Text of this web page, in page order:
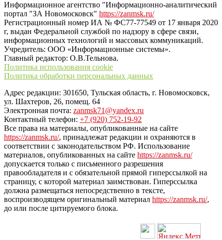
Информационное агентство "Информационно-аналитический
портал "ЗА Новомосковск" https://zanmsk.ru/
Регистрационный номер ИА № ФС77-77549 от 17 января 2020
г, выдан Федеральной службой по надзору в сфере связи,
информационных технологий и массовых коммуникаций.
Учредитель: ООО «Информационные системы».
Главный редактор: О.В.Тельнова.
Политика использования cookie
Политика обработки персональных данных
Адрес редакции: 301650, Тульская область, г. Новомосковск,
ул. Шахтеров, 26, помещ. 64
Электронная почта: zanmsk71@yandex.ru
Контактный телефон: +7 (920) 752-19-92
Все права на материалы, опубликованные на сайте
https://zanmsk.ru/, принадлежат редакции и охраняются в
соответствии с законодательством РФ. Использование
материалов, опубликованных на сайте https://zanmsk.ru/
допускается только с письменного разрешения
правообладателя и с обязательной прямой гиперссылкой на
страницу, с которой материал заимствован. Гиперссылка
должна размещаться непосредственно в тексте,
воспроизводящем оригинальный материал https://zanmsk.ru/,
до или после цитируемого блока.